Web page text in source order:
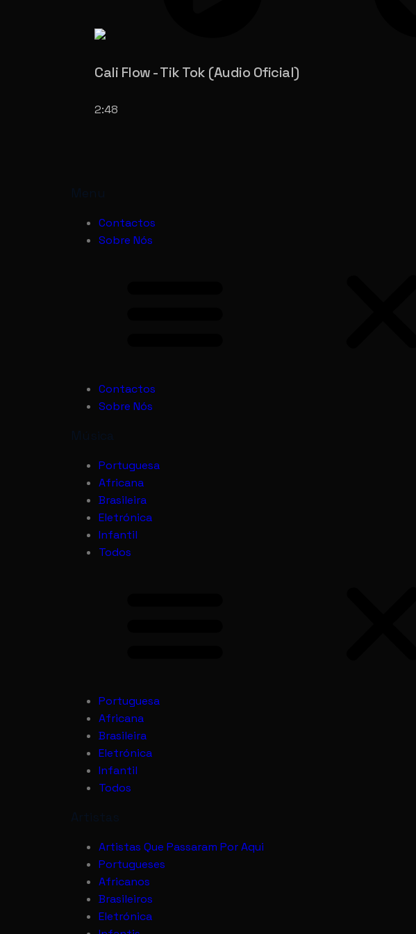
Cali Flow - Tik Tok (Audio Oficial)
2:48
Menu
Contactos
Sobre Nós
Contactos
Sobre Nós
Música
Portuguesa
Africana
Brasileira
Eletrónica
Infantil
Todos
Portuguesa
Africana
Brasileira
Eletrónica
Infantil
Todos
Artistas
Artistas Que Passaram Por Aqui
Portugueses
Africanos
Brasileiros
Eletrónica